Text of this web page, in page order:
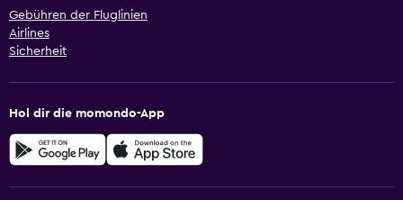
Gebühren der Fluglinien
Airlines
Sicherheit
Hol dir die momondo-App